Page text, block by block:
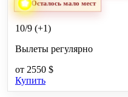
Осталось мало мест
10/9 (+1)
Вылеты регулярно
от 2550 $
Купить